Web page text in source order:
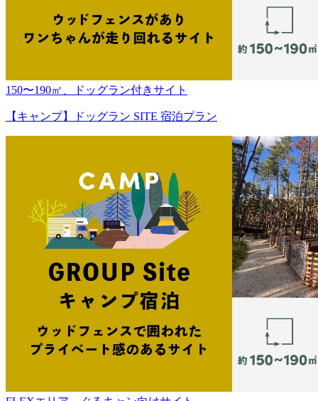
150〜190㎡、ドッグラン付きサイト
【キャンプ】ドッグラン SITE 宿泊プラン